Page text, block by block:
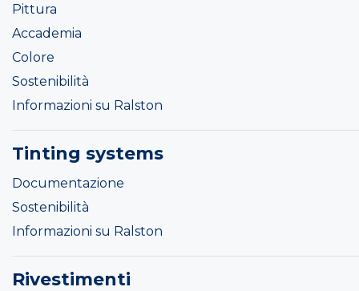
Pittura
Accademia
Colore
Sostenibilità
Informazioni su Ralston
Tinting systems
Documentazione
Sostenibilità
Informazioni su Ralston
Rivestimenti